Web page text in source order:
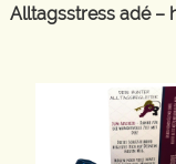
Alltagsstress adé –